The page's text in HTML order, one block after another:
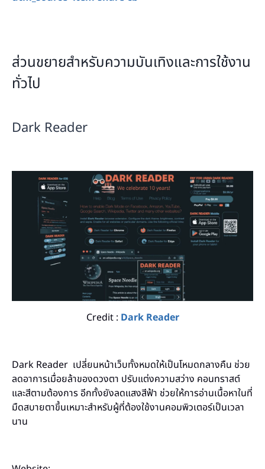
ส่วนขยายสำหรับความบันเทิงและการใช้งาน
ทั่วไป
Dark Reader
Credit : Dark Reader
Dark Reader เปลี่ยนหน้าเว็บทั้งหมดให้เป็นโหมดกลางคืน ช่วย
ลดอาการเมื่อยล้าของดวงตา ปรับแต่งความสว่าง คอนทราสต์
และสีตามต้องการ อีกทั้งยังลดแสงสีฟ้า ช่วยให้การอ่านเนื้อหาในที่
มืดสบายตาขึ้นเหมาะสำหรับผู้ที่ต้องใช้งานคอมพิวเตอร์เป็นเวลา
นาน